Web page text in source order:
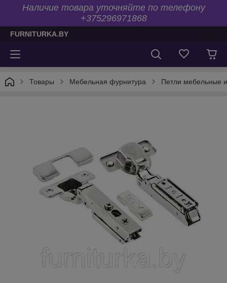
Наличие товара уточняйте по телефону
+375296971868
FURNITURKA.BY
Товары Мебельная фурнитура Петли мебельные